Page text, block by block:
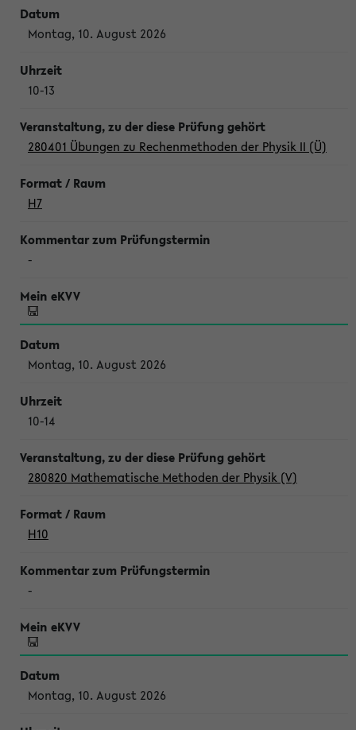
Montag, 10. August 2026
10-13
280401 Übungen zu Rechenmethoden der Physik II (Ü)
H7
-
Montag, 10. August 2026
10-14
280820 Mathematische Methoden der Physik (V)
H10
-
Montag, 10. August 2026